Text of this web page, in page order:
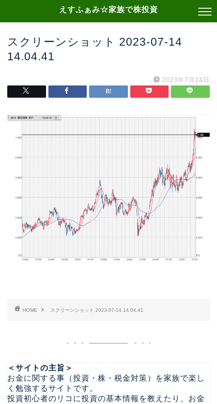
えすふぁみ☆家族で株投資
スクリーンショット 2023-07-14
14.04.41
2023年7月14日
HOME スクリーンショット 2023-07-14 14.04.41
＜サイトの主旨＞
お金に関する事（投資・株・税金対策）を家族で楽し
く勉強するサイトです。
投資初心者のリコに投資の基本情報を教えたり、お金